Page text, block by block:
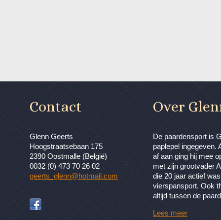
Contact
Glenn Geerts
Hoogstraatsebaan 175
2390 Oostmalle (België)
0032 (0) 473 70 26 02
geerts_glenn@hotmail.com
Over
De paardensport is
paplepel ingegeven.
af aan ging hij mee
met zijn grootvader
die 20 jaar actief
vierspansport. Ook
altijd tussen de
Lees meer